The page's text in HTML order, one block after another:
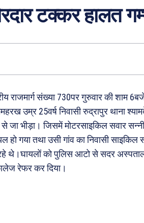
टक्कर हालत
राजमार्ग संख्या 730पर गुरुवार की शाम
उम्र 25वर्ष निवासी रुद्रापुर थाना
जा भीड़ा। जिसमें मोटरसाइकिल सवार
गया तथा उसी गांव का निवासी
थे।घायलों को पुलिस आटो से सदर अस्पताल
रेफर कर दिया।